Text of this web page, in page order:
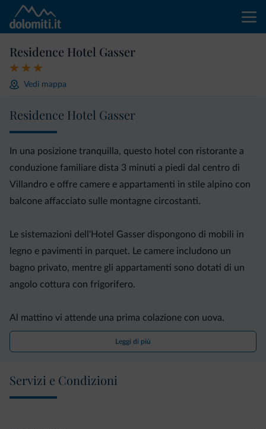
Residence Hotel Gasser
Vedi mappa
Residence Hotel Gasser
In una posizione tranquilla, questo hotel con ristorante a
conduzione familiare dista 3 minuti a piedi dal centro di
Villandro e offre camere e appartamenti in stile alpino con
balcone affacciato sulle montagne circostanti.
Le sistemazioni dell'Hotel Gasser dispongono di mobili in
legno e pavimenti in parquet. Le camere includono un
bagno privato, mentre gli appartamenti sono dotati di un
angolo cottura con frigorifero.
Al mattino vi attende una prima colazione con uova,
pancetta e frutta fresca, e il ristorante serve piatti tipici e
pizza appena sfornata.
In estate, il Residence Hotel Gasser vanta una piscina
all'aperto, e nel giardino si tengono serate barbecue con
Leggi di più
Servizi e Condizioni